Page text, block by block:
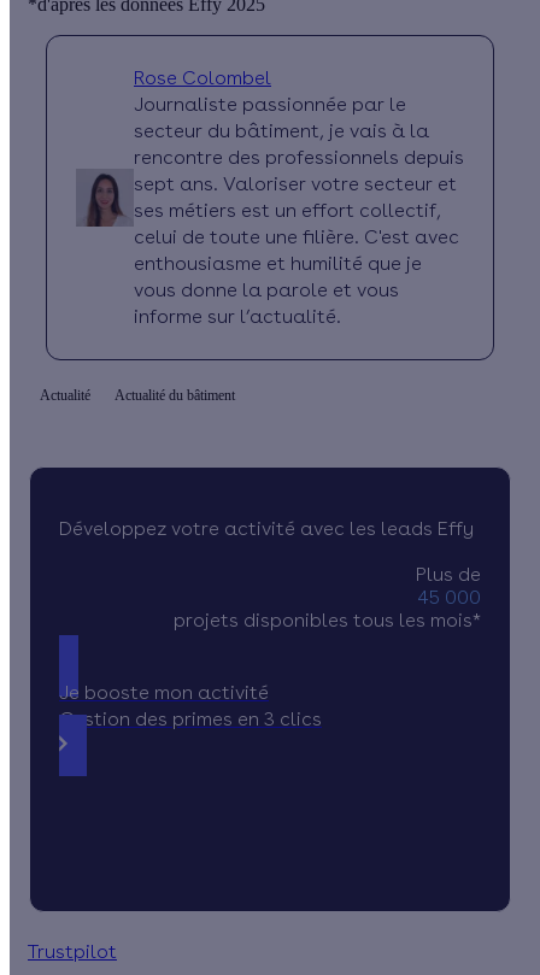
Rose Colombel
Journaliste passionnée par le
secteur du bâtiment, je vais à la
rencontre des professionnels depuis
sept ans. Valoriser votre secteur et
ses métiers est un effort collectif,
celui de toute une filière. C'est avec
enthousiasme et humilité que je
vous donne la parole et vous
informe sur l’actualité.
Actualité Actualité du bâtiment
Développez votre activité avec les leads Effy
Plus de
45 000
projets disponibles tous les mois*
Je booste mon activité
Gestion des primes en 3 clics
Trustpilot